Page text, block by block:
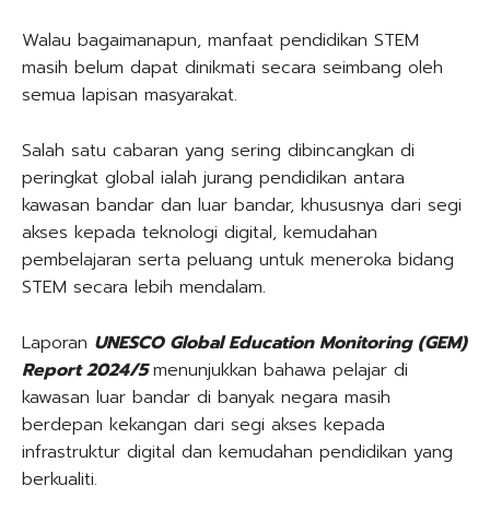
Walau bagaimanapun, manfaat pendidikan STEM
masih belum dapat dinikmati secara seimbang oleh
semua lapisan masyarakat.
Salah satu cabaran yang sering dibincangkan di
peringkat global ialah jurang pendidikan antara
kawasan bandar dan luar bandar, khususnya dari segi
akses kepada teknologi digital, kemudahan
pembelajaran serta peluang untuk meneroka bidang
STEM secara lebih mendalam.
Laporan UNESCO Global Education Monitoring (GEM)
Report 2024/5menunjukkan bahawa pelajar di
kawasan luar bandar di banyak negara masih
berdepan kekangan dari segi akses kepada
infrastruktur digital dan kemudahan pendidikan yang
berkualiti.